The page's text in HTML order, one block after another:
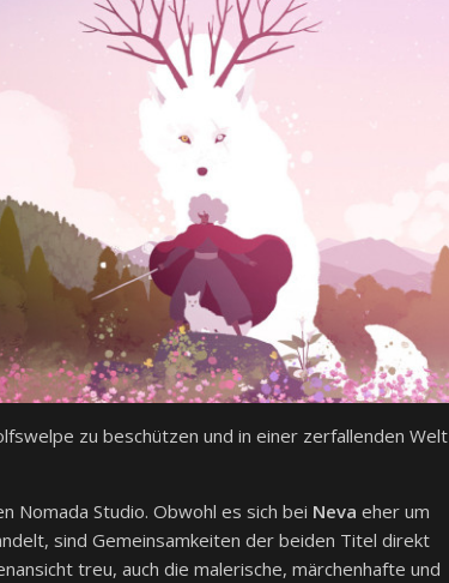
zu beschützen und in einer zerfallenden Welt
Nomada Studio. Obwohl es sich bei Neva eher um
sind Gemeinsamkeiten der beiden Titel direkt
treu, auch die malerische, märchenhafte und